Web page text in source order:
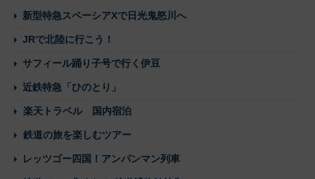
新型特急スペーシアXで日光鬼怒川へ
JRで北陸に行こう！
サフィール踊り子号で行く伊豆
近鉄特急「ひのとり」
楽天トラベル 国内宿泊
鉄道の旅を楽しむツアー
レッツゴー四国！アンパンマン列車